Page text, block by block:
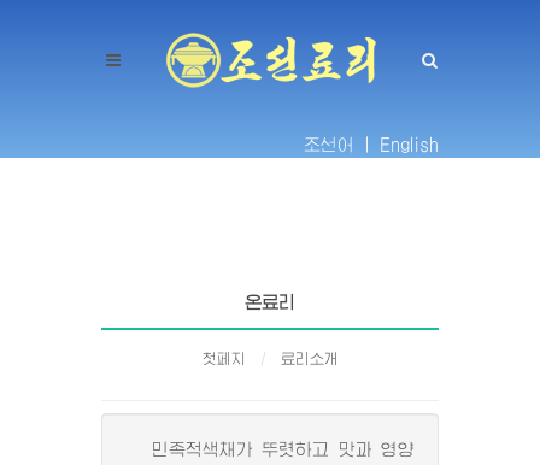
조선어 | English
온료리
첫페지 료리소개
민족적색채가 뚜렷하고 맛과 영양